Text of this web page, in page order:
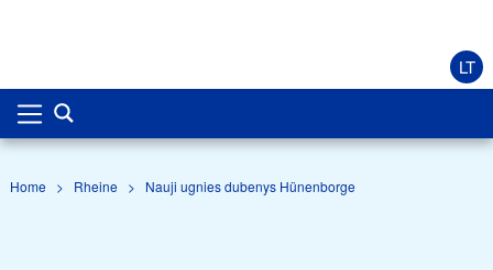
LT
Home > Rheine > Nauji ugnies dubenys Hünenborge